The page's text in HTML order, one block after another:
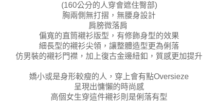
(160公分的人穿會遮住臀部)
胸兩側無打摺，無腰身設計
肩膀微落肩
偏寬的直筒襯衫版型，有修飾身型的效果
細長型的襯衫尖領，讓整體造型更為俐落
仿男裝的襯衫門襟，加上復古金邊紐釦 ，質感更加提升
嬌小或是身形較瘦的人， 穿上會有點Oversieze
呈現出慵懶的時尚感
高個女生穿這件襯衫則是俐落有型